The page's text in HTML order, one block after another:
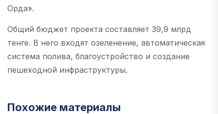
Орда».
Общий бюджет проекта составляет 39,9 млрд
тенге. В него входят озеленение, автоматическая
система полива, благоустройство и создание
пешеходной инфраструктуры.
Похожие материалы